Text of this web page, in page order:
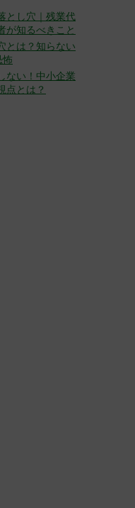
とし穴｜残業代
が知るべきこと
とは？知らない
怖
ない！中小企業
点とは？